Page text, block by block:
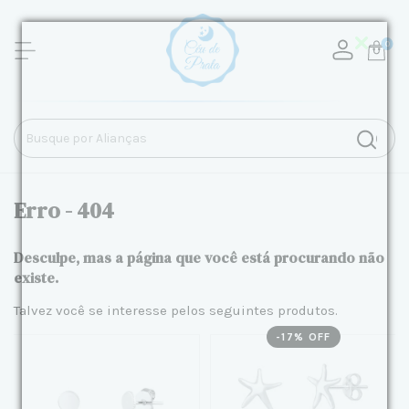
0
Erro - 404
Desculpe, mas a página que você está procurando não
existe.
Talvez você se interesse pelos seguintes produtos.
-17 % OFF